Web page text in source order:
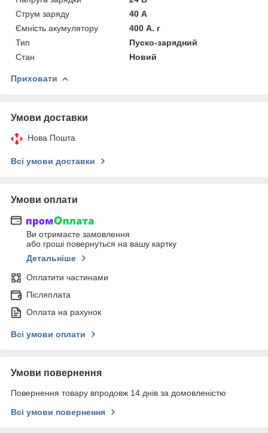
Струм заряду
40 А
Ємність акумулятору
400 А. г
Тип
Пуско-зарядний
Стан
Новий
Приховати
Умови доставки
Нова Пошта
Всі умови доставки
Умови оплати
Ви отримаєте замовлення
або гроші повернуться на вашу картку
Детальніше
Оплатити частинами
Післяплата
Оплата на рахунок
Всі умови оплати
Умови повернення
Повернення товару впродовж 14 днів за домовленістю
Всі умови повернення